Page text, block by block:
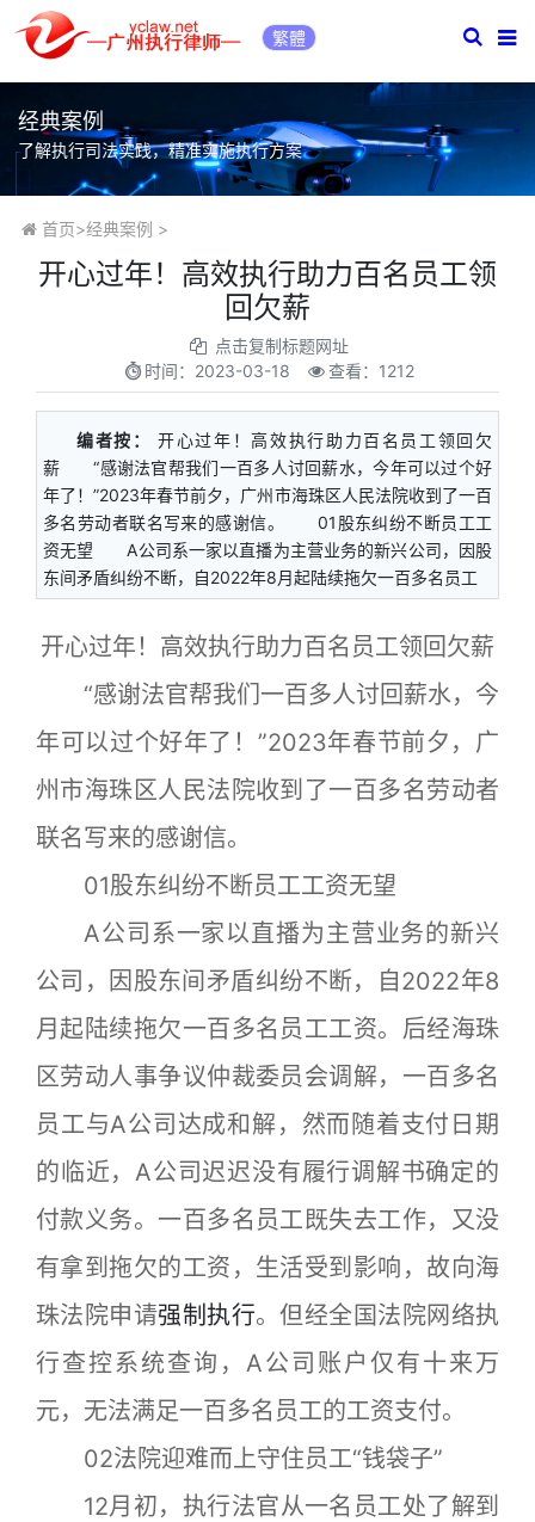
繁體
经典案例
了解执行司法实践，精准实施执行方案
首页>经典案例 >
​开心过年！高效执行助力百名员工领
回欠薪
点击复制标题网址
时间： 2023-03-18 查看：1212
编者按：
开心过年！高效执行助力百名员工领回欠
薪 “感谢法官帮我们一百多人讨回薪水，今年可以过个好
年了！”2023年春节前夕，广州市海珠区人民法院收到了一百
多名劳动者联名写来的感谢信。 01股东纠纷不断员工工
资无望 A公司系一家以直播为主营业务的新兴公司，因股
东间矛盾纠纷不断，自2022年8月起陆续拖欠一百多名员工
开心过年！高效执行助力百名员工领回欠薪
“感谢法官帮我们一百多人讨回薪水，今
年可以过个好年了！”2023年春节前夕，广
州市海珠区人民法院收到了一百多名劳动者
联名写来的感谢信。
01股东纠纷不断员工工资无望
A公司系一家以直播为主营业务的新兴
公司，因股东间矛盾纠纷不断，自2022年8
月起陆续拖欠一百多名员工工资。后经海珠
区劳动人事争议仲裁委员会调解，一百多名
员工与A公司达成和解，然而随着支付日期
的临近，A公司迟迟没有履行调解书确定的
付款义务。一百多名员工既失去工作，又没
有拿到拖欠的工资，生活受到影响，故向海
珠法院申请强制执行。但经全国法院网络执
行查控系统查询，A公司账户仅有十来万
元，无法满足一百多名员工的工资支付。
02法院迎难而上守住员工“钱袋子”
12月初，执行法官从一名员工处了解到